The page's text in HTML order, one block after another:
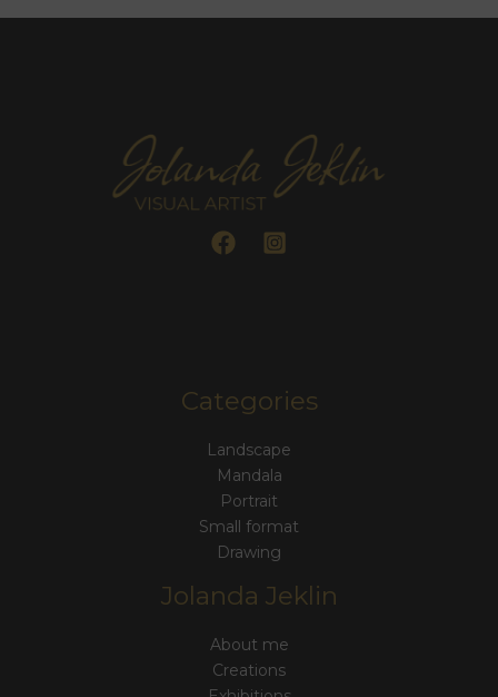
Categories
Landscape
Mandala
Portrait
Small format
Drawing
Jolanda Jeklin
About me
Creations